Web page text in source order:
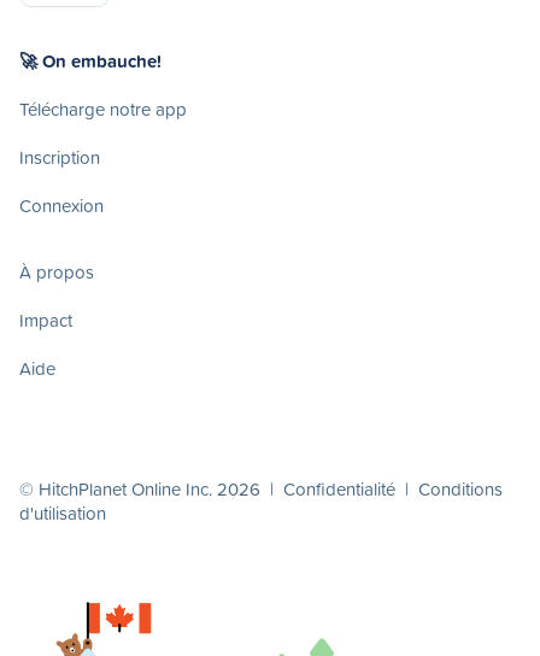
🚀 On embauche!
Télécharge notre app
Inscription
Connexion
À propos
Impact
Aide
© HitchPlanet Online Inc. 2026 | Confidentialité | Conditions
d'utilisation